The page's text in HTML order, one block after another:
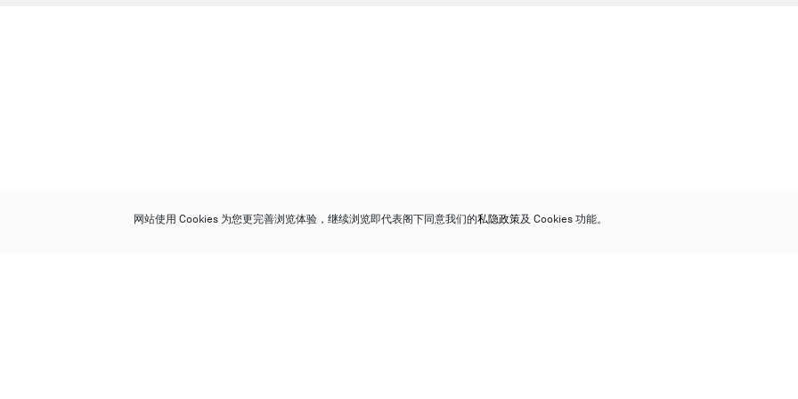
网站使用 Cookies 为您更完善浏览体验，继续浏览即代表阁下同意我们的私隐政策及 Cookies 功能。